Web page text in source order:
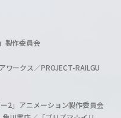
製作委員会
ークス／PROJECT-RAILGU
」アニメーション製作委員会